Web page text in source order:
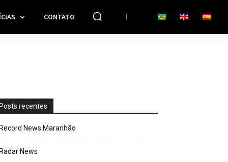
CONTATO
recentes
News Maranhão
News